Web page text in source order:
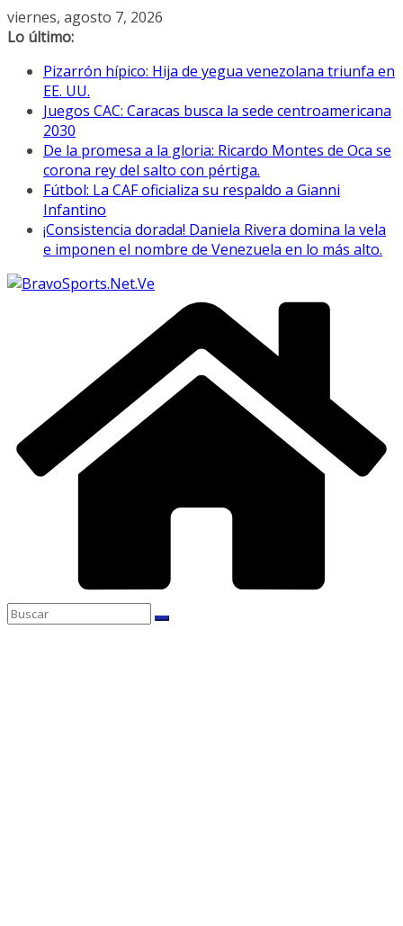
Saltar
al
viernes, agosto 7, 2026
Lo último:
Pizarrón hípico: Hija de yegua venezolana triunfa en
EE. UU.
Juegos CAC: Caracas busca la sede centroamericana
2030
De la promesa a la gloria: Ricardo Montes de Oca se
corona rey del salto con pértiga.
Fútbol: La CAF oficializa su respaldo a Gianni
Infantino
¡Consistencia dorada! Daniela Rivera domina la vela
e imponen el nombre de Venezuela en lo más alto.